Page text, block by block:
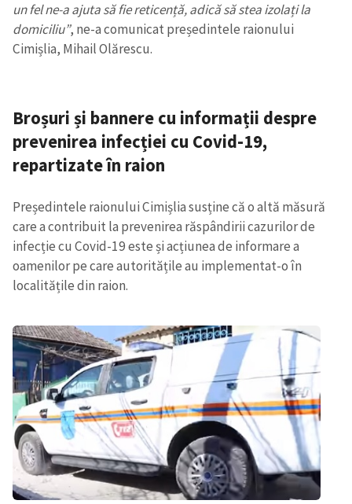
un fel ne-a ajuta să fie reticență, adică să stea izolați la
domiciliu”, ne-a comunicat președintele raionului
Cimișlia, Mihail Olărescu.
Broșuri și bannere cu informații despre
prevenirea infecției cu Covid-19,
repartizate în raion
Președintele raionului Cimișlia susține că o altă măsură
care a contribuit la prevenirea răspândirii cazurilor de
infecție cu Covid-19 este și acțiunea de informare a
oamenilor pe care autoritățile au implementat-o în
localitățile din raion.